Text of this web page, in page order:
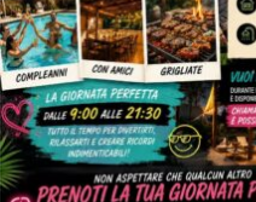
ULTIMI VIDEO